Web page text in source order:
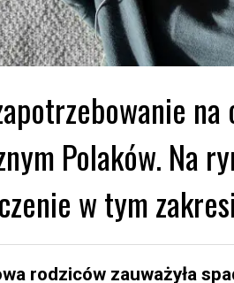
Polaków. Na
w tym
rodziców zauważyła